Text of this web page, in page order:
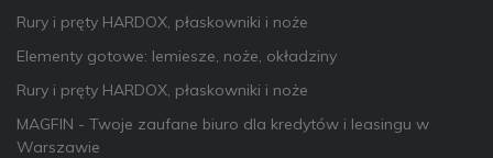
Rury i pręty HARDOX, płaskowniki i noże
Elementy gotowe: lemiesze, noże, okładziny
Rury i pręty HARDOX, płaskowniki i noże
MAGFIN - Twoje zaufane biuro dla kredytów i leasingu w
Warszawie